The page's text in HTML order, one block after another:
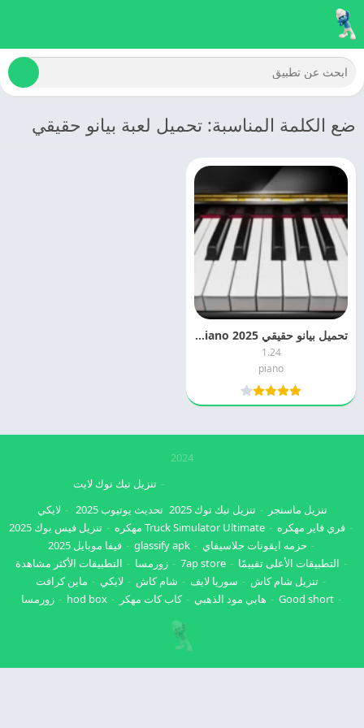
ضع الكلمة المناسبة: تحميل لعبة بيانو حقيقي
تحميل بيانو حقيقي 2025 Real Piano اخر تحديث مجانا
1.24
piano
2024
تنزيل ماسنجر تنزيل تيك توك 2025
تنزيل تيك توك لايت
تحديث يوتيوب 2025
لايكي
فري فاير مهكره
Truck Simulator Ultimate مهكره
تنزيل فيس بوك 2025
حزمه ايقونات جلاسيفاي
glassify apk
فيفا موبايل 2025
التطبيقات الأعلى تقييمًا
7ap store زورمسا
التطبيقات الأكثر مشاهدة
تنزيل شام كاش
سوريا لايف شام كاش لايكي
ماين كرافت
Good short
هابي مود الذهبي كاب كات مهكر hod box زورمسا